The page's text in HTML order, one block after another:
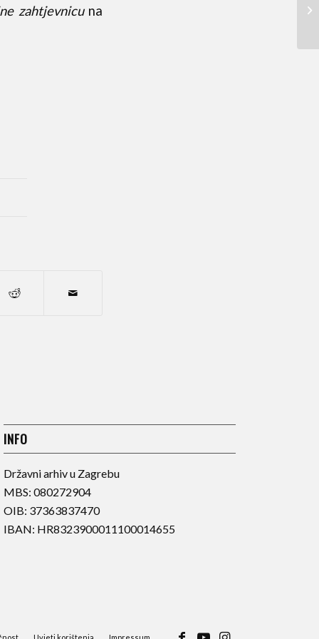
zahtjevnicu na
INFO
Državni arhiv u Zagrebu
MBS: 080272904
OIB: 37363837470
IBAN: HR8323900011100014655